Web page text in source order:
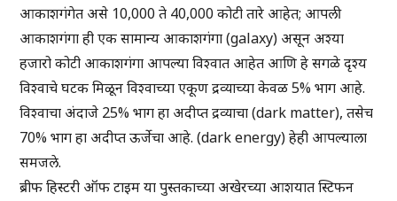
आकाशगंगेत असे 10,000 ते 40,000 कोटी तारे आहेत; आपली
आकाशगंगा ही एक सामान्य आकाशगंगा (galaxy) असून अश्या
हजारो कोटी आकाशगंगा आपल्या विश्वात आहेत आणि हे सगळे दृश्य
विश्वाचे घटक मिळून विश्वाच्या एकूण द्रव्याच्या केवळ 5% भाग आहे.
विश्वाचा अंदाजे 25% भाग हा अदीप्त द्रव्याचा (dark matter), तसेच
70% भाग हा अदीप्त ऊर्जेचा आहे. (dark energy) हेही आपल्याला
समजले.
ब्रीफ हिस्टरी ऑफ टाइम या पुस्तकाच्या अखेरच्या आशयात स्टिफन